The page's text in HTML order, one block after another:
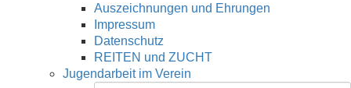
Auszeichnungen und Ehrungen
Impressum
Datenschutz
REITEN und ZUCHT
Jugendarbeit im Verein